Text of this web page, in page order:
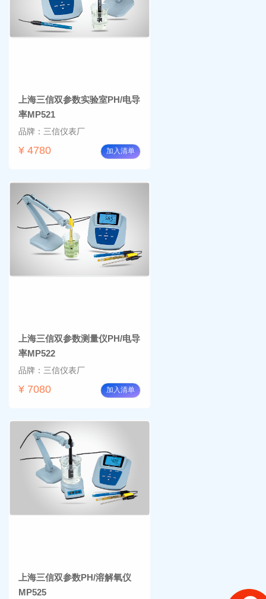
上海三信双参数实验室PH/电导
率MP521
品牌：三信仪表厂
¥ 4780 加入清单
上海三信双参数测量仪PH/电导
率MP522
品牌：三信仪表厂
¥ 7080 加入清单
上海三信双参数PH/溶解氧仪
MP525